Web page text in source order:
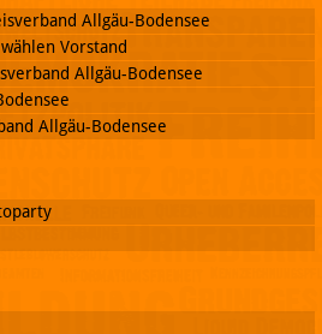
Allgäu-Bodensee
Vorstand
Allgäu-Bodensee
Allgäu-Bodensee